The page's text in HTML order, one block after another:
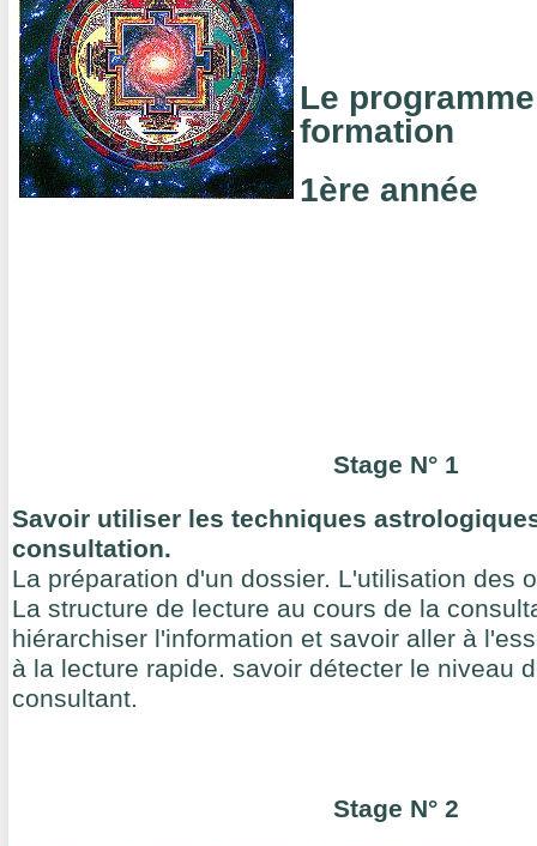
Le
formation
1ère année
Stage N° 1
Savoir utiliser les techniques
consultation.
La préparation d'un dossier. L'utilisation des
La structure de lecture au cours de la
hiérarchiser l'information et savoir aller à
à la lecture rapide. savoir détecter le niveau
consultant.
Stage N° 2